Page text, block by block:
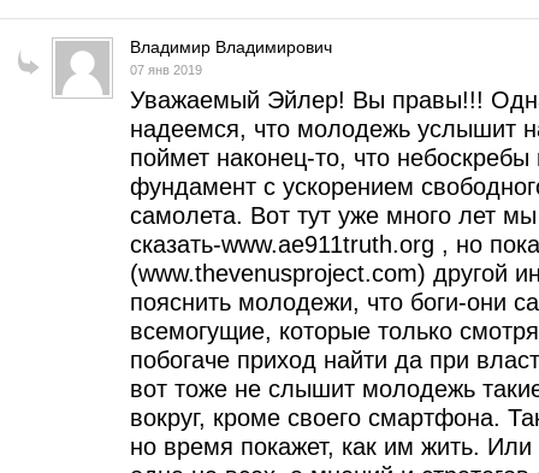
Владимир Владимирович
07 янв 2019
Уважаемый Эйлер! Вы правы!!!
надеемся, что молодежь услышит
поймет наконец-то, что
фундамент с ускорением
самолета. Вот тут уже много лет
сказать-www.ae911truth.org , но
(www.thevenusproject.com) другой
пояснить молодежи, что боги-они
всемогущие, которые только
побогаче приход найти да при
вот тоже не слышит молодежь
вокруг, кроме своего смартфона.
но время покажет, как им жить.